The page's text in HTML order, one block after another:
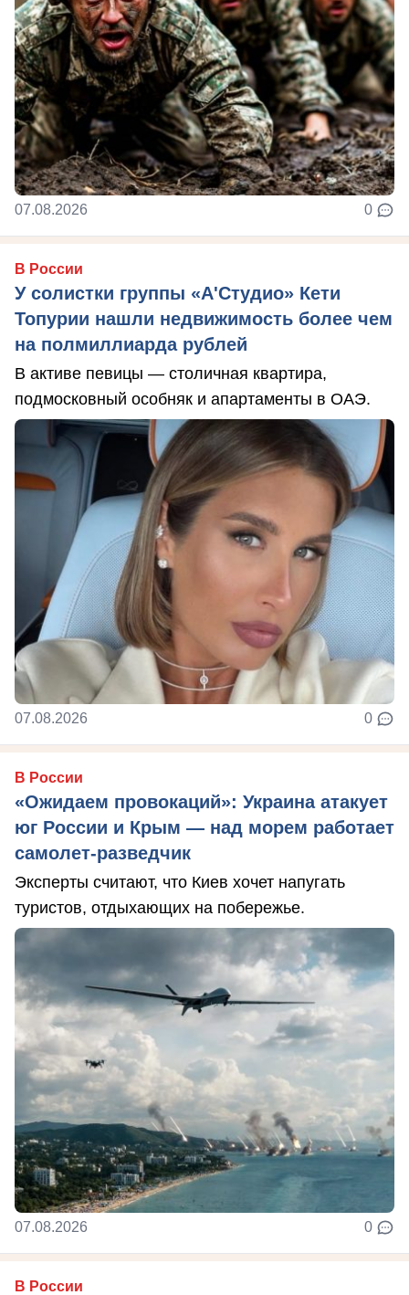
07.08.2026 0
В России
У солистки группы «А'Студио» Кети
Топурии нашли недвижимость более чем
на полмиллиарда рублей
В активе певицы — столичная квартира,
подмосковный особняк и апартаменты в ОАЭ.
07.08.2026 0
В России
«Ожидаем провокаций»: Украина атакует
юг России и Крым — над морем работает
самолет-разведчик
Эксперты считают, что Киев хочет напугать
туристов, отдыхающих на побережье.
07.08.2026 0
В России